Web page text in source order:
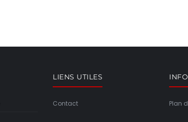
LIENS UTILES
Contact Plan